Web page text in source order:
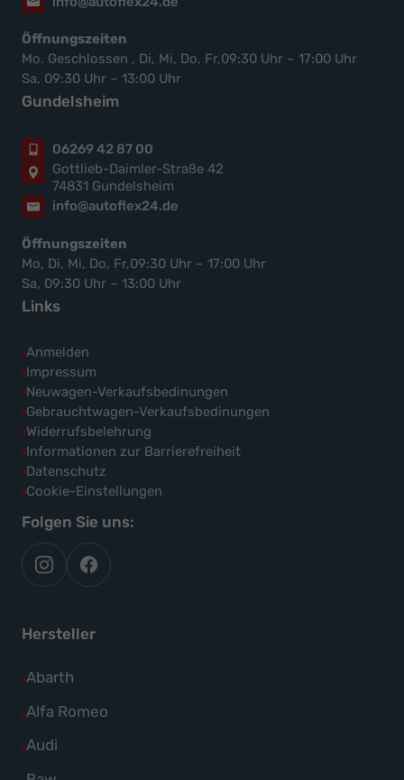
Öffnungszeiten
Mo. Geschlossen , Di, Mi, Do, Fr,09:30 Uhr – 17:00 Uhr
Sa, 09:30 Uhr – 13:00 Uhr
Gundelsheim
06269 42 87 00
Gottlieb-Daimler-Straße 42
74831 Gundelsheim
info@autoflex24.de
Öffnungszeiten
Mo, Di, Mi, Do, Fr,09:30 Uhr – 17:00 Uhr
Sa, 09:30 Uhr – 13:00 Uhr
Links
Anmelden
Impressum
Neuwagen-Verkaufsbedinungen
Gebrauchtwagen-Verkaufsbedinungen
Widerrufsbelehrung
Informationen zur Barrierefreiheit
Datenschutz
Cookie-Einstellungen
Folgen Sie uns:
autoflex
auf
autoflex24
auf
Hersteller
Abarth
Alle
Fahrzeuge
Abarth
Alfa Romeo
Alle
Fahrzeuge
Audi
Alle
Fahrzeuge